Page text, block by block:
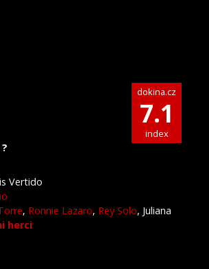
dokina.cz
7.1
index
Vertido
, Ronnie Lazaro, Rey Solo, Juliana
herci